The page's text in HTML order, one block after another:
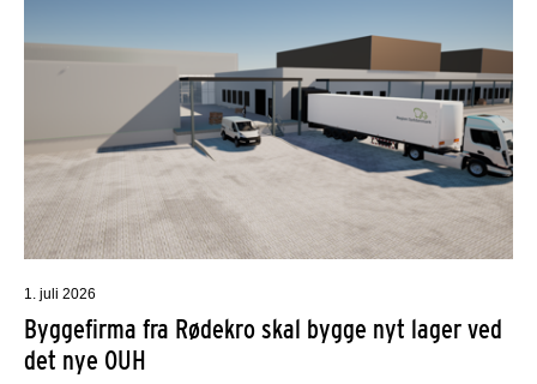
1. juli 2026
Byggefirma fra Rødekro skal bygge nyt lager ved
det nye OUH